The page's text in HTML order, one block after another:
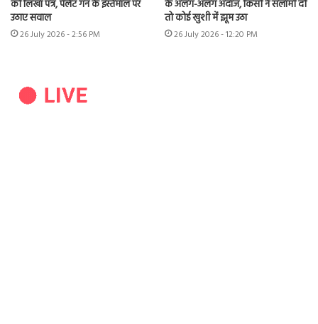
को लिखा पत्र, पैलेट गन के इस्तेमाल पर
उठाए सवाल
26 July 2026 - 2:56 PM
के अलग-अलग अंदाज, किसी ने सलामी दी
तो कोई खुशी में झूम उठा
26 July 2026 - 12:20 PM